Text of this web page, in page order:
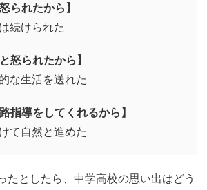
られたから】
続けられた
怒られたから】
な生活を送れた
指導をしてくれるから】
て自然と進めた
たとしたら、中学高校の思い出はどう